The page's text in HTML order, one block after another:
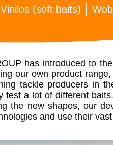
Vinilos (soft baits)
has introduced to
our own product
tackle producers in
test a lot of different
the new shapes, our
and use their